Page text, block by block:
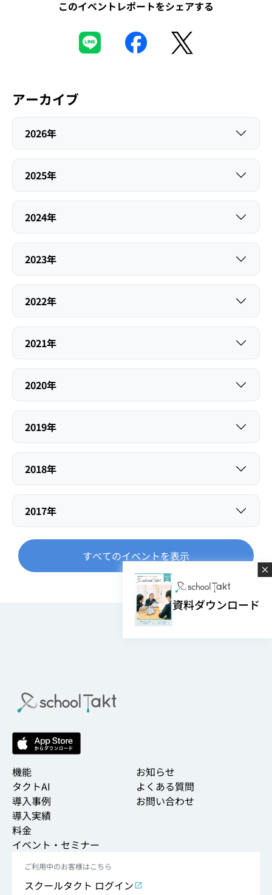
このイベントレポートをシェアする
アーカイブ
2026年
2025年
2024年
2023年
2022年
2021年
2020年
2019年
2018年
2017年
すべてのイベントを表示
資料ダウンロード
機能
タクトAI
導入事例
導入実績
料金
イベント・セミナー
お知らせ
よくある質問
お問い合わせ
ご利用中のお客様はこちら
スクールタクト ログイン